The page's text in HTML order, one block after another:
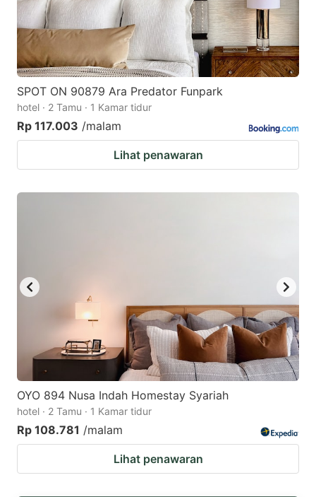
SPOT ON 90879 Ara Predator Funpark
hotel · 2 Tamu · 1 Kamar tidur
Rp 117.003 /malam
Lihat penawaran
OYO 894 Nusa Indah Homestay Syariah
hotel · 2 Tamu · 1 Kamar tidur
Rp 108.781 /malam
Lihat penawaran